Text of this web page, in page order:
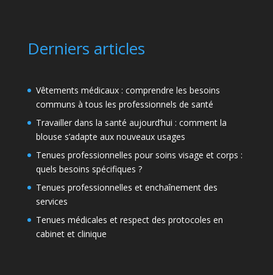
Derniers articles
Vêtements médicaux : comprendre les besoins
communs à tous les professionnels de santé
Travailler dans la santé aujourd’hui : comment la
blouse s’adapte aux nouveaux usages
Tenues professionnelles pour soins visage et corps :
quels besoins spécifiques ?
Tenues professionnelles et enchaînement des
services
Tenues médicales et respect des protocoles en
cabinet et clinique